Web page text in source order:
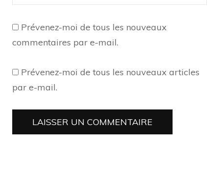
Prévenez-moi de tous les nouveaux
commentaires par e-mail.
Prévenez-moi de tous les nouveaux articles
par e-mail.